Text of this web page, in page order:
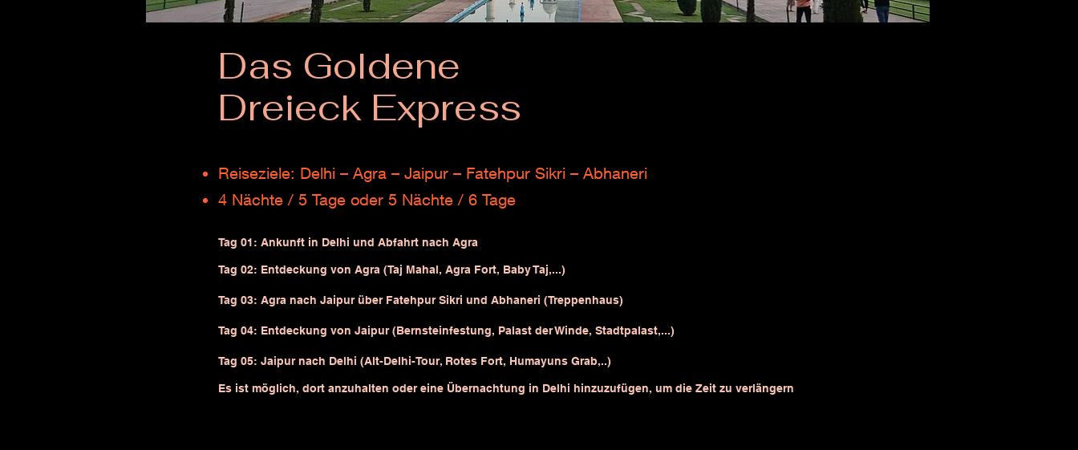
Das Goldene
Dreieck Express
Reiseziele: Delhi – Agra – Jaipur – Fatehpur Sikri – Abhaneri
4 Nächte / 5 Tage oder 5 Nächte / 6 Tage
Tag 01: Ankunft in Delhi und Abfahrt nach Agra
Tag 02: Entdeckung von Agra (Taj Mahal, Agra Fort, Baby Taj,...)
Tag 03: Agra nach Jaipur über Fatehpur Sikri und Abhaneri (Treppenhaus)
Tag 04: Entdeckung von Jaipur (Bernsteinfestung, Palast der Winde, Stadtpalast,...)
Tag 05: Jaipur nach Delhi (Alt-Delhi-Tour, Rotes Fort, Humayuns Grab,..)
Es ist möglich, dort anzuhalten oder eine Übernachtung in Delhi hinzuzufügen, um die Zeit zu verlängern